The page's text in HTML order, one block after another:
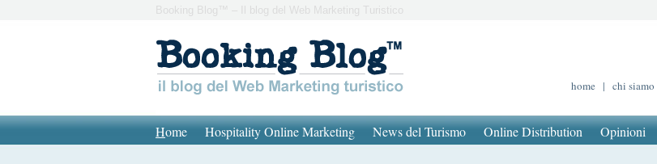
Booking Blog™ – Il blog del Web Marketing Turistico
home | chi siamo
Home Hospitality Online Marketing News del Turismo Online Distribution Opinioni